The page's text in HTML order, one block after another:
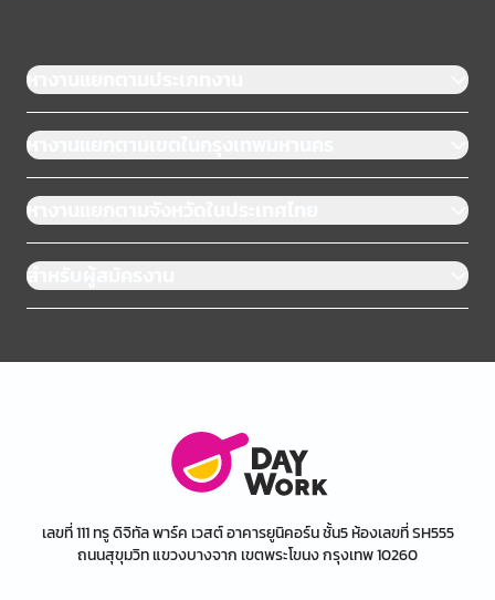
หางานแยกตามประเภทงาน
หางานแยกตามเขตในกรุงเทพมหานคร
หางานแยกตามจังหวัดในประเทศไทย
สำหรับผู้สมัครงาน
เลขที่ 111 ทรู ดิจิทัล พาร์ค เวสต์ อาคารยูนิคอร์น ชั้น5 ห้องเลขที่ SH555
ถนนสุขุมวิท แขวงบางจาก เขตพระโขนง กรุงเทพ 10260